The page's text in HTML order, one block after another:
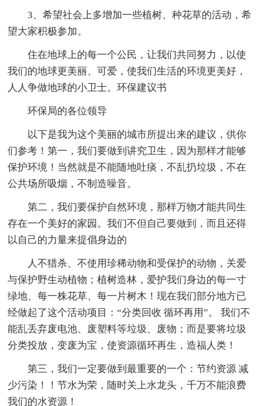
3、希望社会上多增加一些植树、种花草的活动，希
望大家积极参加。
住在地球上的每一个公民，让我们共同努力，以使
我们的地球更美丽、可爱，使我们生活的环境更美好，
人人争做地球的小卫士。环保建议书
环保局的各位领导
以下是我为这个美丽的城市所提出来的建议，供你
们参考！第一，我们要做到讲究卫生，因为那样才能够
保护环境！当然就是不能随地吐痰，不乱扔垃圾，不在
公共场所吸烟，不制造噪音。
第二，我们要保护自然环境，那样万物才能共同生
存在一个美好的家园。我们不但自己要做到，而且还得
以自己的力量来提倡身边的
人不猎杀、不使用珍稀动物和受保护的动物，关爱
与保护野生动植物；植树造林，爱护我们身边的每一寸
绿地、每一株花草、每一片树木！现在我们部分地方已
经做起了这个活动项目：“分类回收 循环再用”。 我们不
能乱丢弃废电池、废塑料等垃圾、废物；而是要将垃圾
分类投放，变废为宝，使资源循环再生，造福人类！
第三，我们一定要做到最重要的一个：节约资源 减
少污染！！节水为荣，随时关上水龙头，千万不能浪费
我们的水资源！